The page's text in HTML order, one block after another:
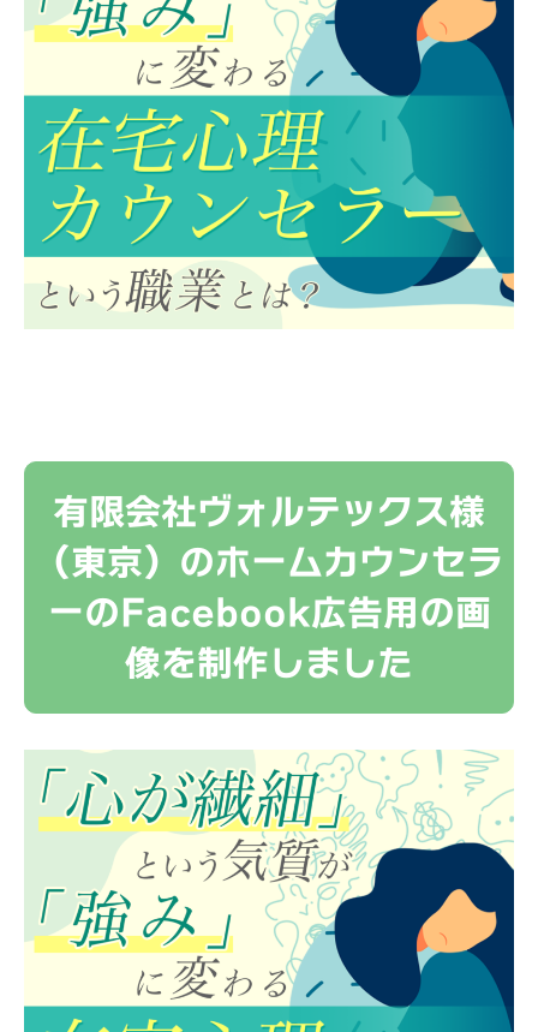
有限会社ヴォルテックス様
（東京）のホームカウンセラ
ーのFacebook広告用の画
像を制作しました